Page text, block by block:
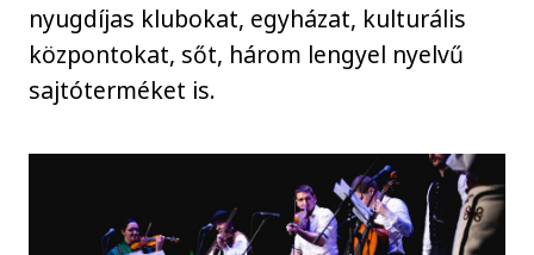
nyugdíjas klubokat, egyházat, kulturális
központokat, sőt, három lengyel nyelvű
sajtóterméket is.